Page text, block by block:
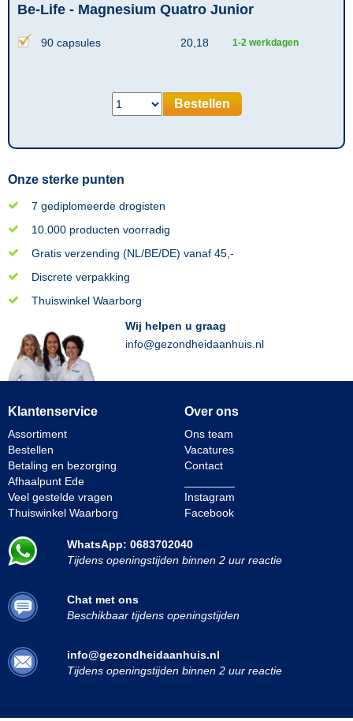
Be-Life - Magnesium Quatro Junior
90 capsules 20,18 1-2 werkdagen
Bestellen
Onze sterke punten
7 gediplomeerde drogisten
10.000 producten voorradig
Gratis verzending (NL/BE/DE) vanaf 45,-
Discrete verpakking
Thuiswinkel Waarborg
Wij helpen u graag
info@gezondheidaanhuis.nl
Klantenservice
Assortiment
Bestellen
Betaling en bezorging
Afhaalpunt Ede
Veel gestelde vragen
Thuiswinkel Waarborg
Over ons
Ons team
Vacatures
Contact
Instagram
Facebook
WhatsApp: 0683702040
Tijdens openingstijden binnen 2 uur reactie
Chat met ons
Beschikbaar tijdens openingstijden
info@gezondheidaanhuis.nl
Tijdens openingstijden binnen 2 uur reactie